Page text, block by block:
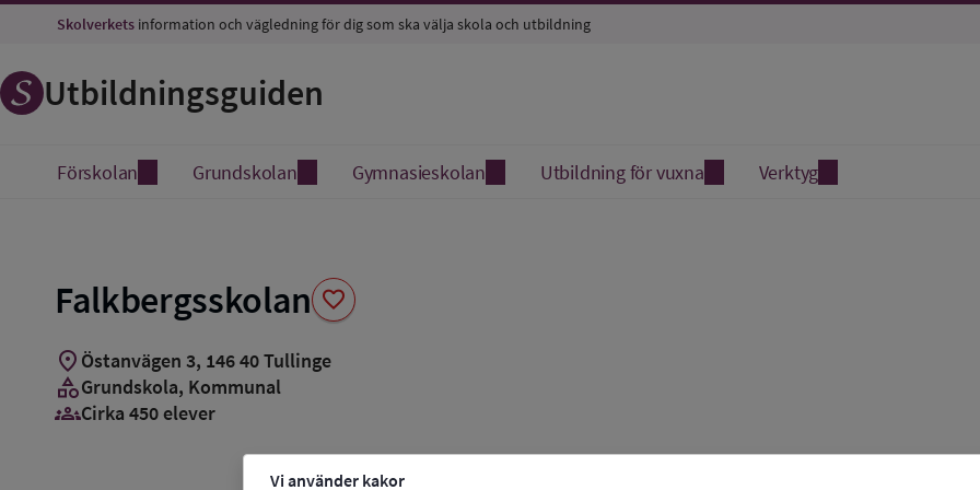
Vi använder kakor
Skolverkets information och vägledning för dig som ska välja skola och utbildning
Utbildningsguiden
Förskolan Grundskolan Gymnasieskolan Utbildning för vuxna Verktyg
Falkbergsskolan favorite
Spara
location_on Östanvägen 3, 14640Tullinge
categoryGrundskola, Kommunal
groups_3Cirka 450 elever